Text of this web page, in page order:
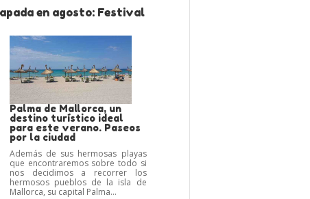
en agosto: Festival
Palma de Mallorca, un
destino turístico ideal
para este verano. Paseos
por la ciudad
Además de sus hermosas playas
que encontraremos sobre todo si
nos decidimos a recorrer los
hermosos pueblos de la isla de
Mallorca, su capital Palma...